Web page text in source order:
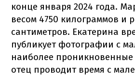
конце января 2024 года.
весом 4750 килограммов и
сантиметров. Екатерина
публикует фотографии с
наиболее проникновенные
отец проводит время с